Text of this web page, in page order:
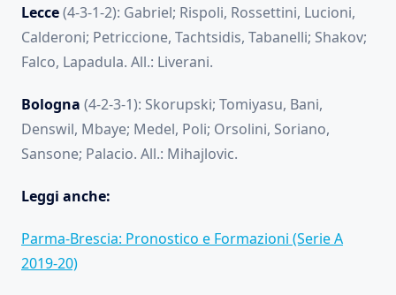
Lecce(4-3-1-2): Gabriel; Rispoli, Rossettini, Lucioni,
Calderoni; Petriccione, Tachtsidis, Tabanelli; Shakov;
Falco, Lapadula. All.: Liverani.
Bologna (4-2-3-1): Skorupski; Tomiyasu, Bani,
Denswil, Mbaye; Medel, Poli; Orsolini, Soriano,
Sansone; Palacio. All.: Mihajlovic.
Leggi anche:
Parma-Brescia: Pronostico e Formazioni (Serie A
2019-20)